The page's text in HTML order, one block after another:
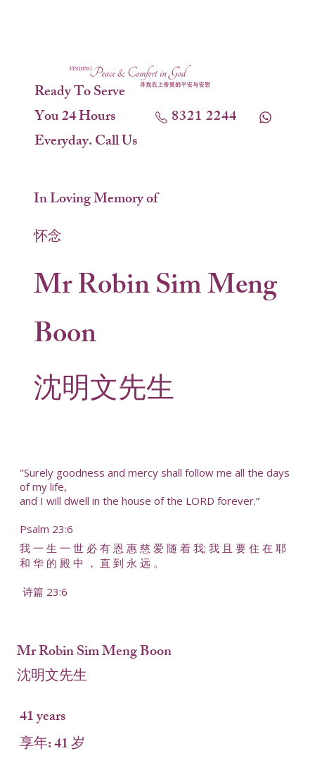
Ready To Serve
You 24 Hours
Everyday. Call Us
8321 2244
In Loving Memory of
怀念
Mr Robin Sim Meng
Boon
沈明文先生
"Surely goodness and mercy shall follow me all the days
of my life,
and I will dwell in the house of the LORD forever.”
Psalm 23:6
我 一 生 一 世 必 有 恩 惠 慈 爱 随 着 我; 我 且 要 住 在 耶
和 华 的 殿 中 ， 直 到 永 远 。
诗篇 23:6
Mr Robin Sim Meng Boon
沈明文先生
41 years
享年: 41 岁